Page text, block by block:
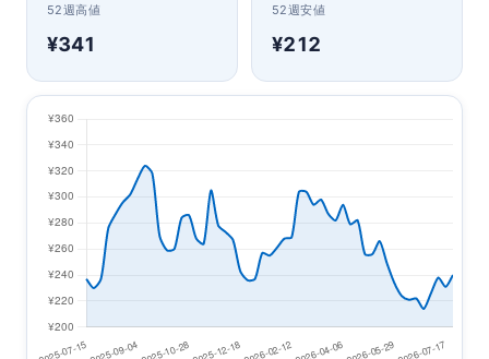
52週高値
¥341
52週安値
¥212